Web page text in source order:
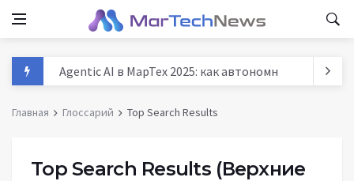
Agentic AI в МарТех 2025: как автономные агенты
Главная Глоссарий Top Search Results
Top Search Results (Верхние